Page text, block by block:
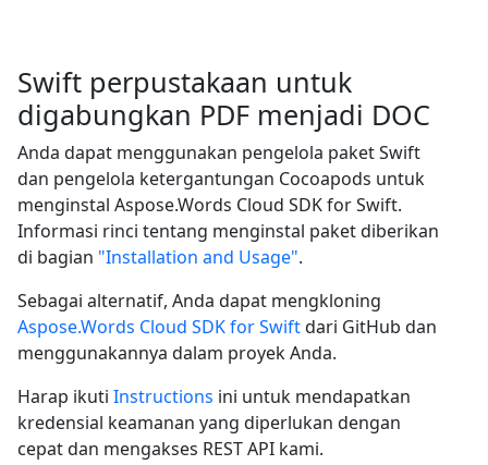
Swift perpustakaan untuk
digabungkan PDF menjadi DOC
Anda dapat menggunakan pengelola paket Swift
dan pengelola ketergantungan Cocoapods untuk
menginstal Aspose.Words Cloud SDK for Swift.
Informasi rinci tentang menginstal paket diberikan
di bagian "Installation and Usage".
Sebagai alternatif, Anda dapat mengkloning
Aspose.Words Cloud SDK for Swiftdari GitHub dan
menggunakannya dalam proyek Anda.
Harap ikuti Instructions ini untuk mendapatkan
kredensial keamanan yang diperlukan dengan
cepat dan mengakses REST API kami.